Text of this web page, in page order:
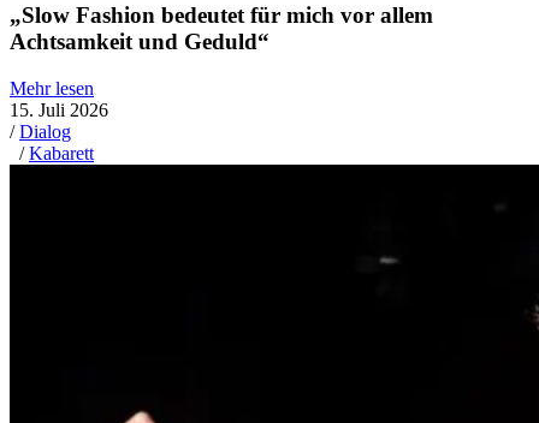
„Slow Fashion bedeutet für mich vor allem
Achtsamkeit und Geduld“
Mehr lesen
15. Juli 2026
/Dialog
/Kabarett